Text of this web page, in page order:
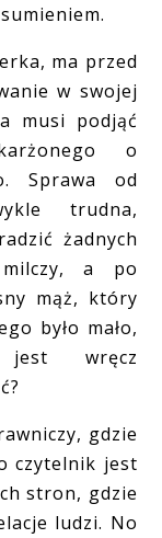
ma przed
w swojej
musi podjąć
o
Sprawa od
trudna,
żadnych
milczy, a po
mąż, który
było mało,
jest wręcz
gdzie
czytelnik jest
stron, gdzie
ludzi. No